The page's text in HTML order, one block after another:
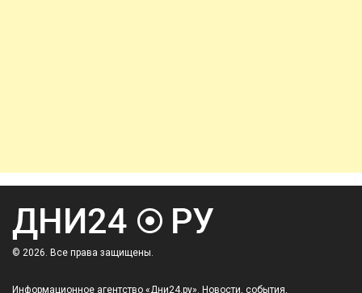
© 2026. Все права защищены.
Информационное агентство «Дни24.ру». Новости, события,